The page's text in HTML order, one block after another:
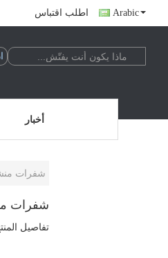
اطلب اقتباس Arabic
أخبار
شفرات منشار
شفرات منشار
تفاصيل